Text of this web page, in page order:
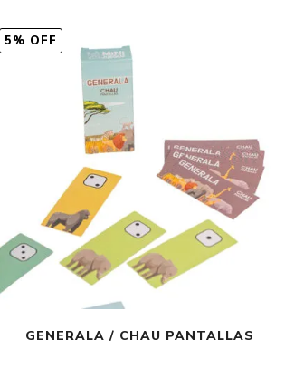
5% OFF
GENERALA / CHAU PANTALLAS